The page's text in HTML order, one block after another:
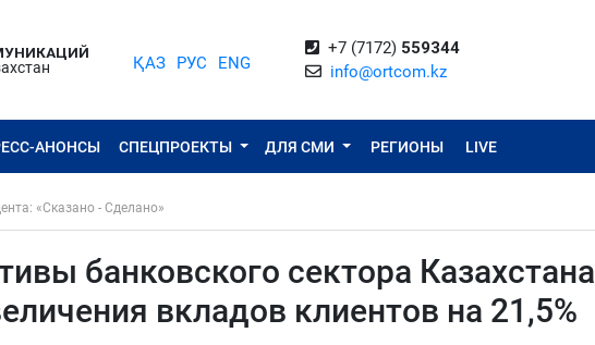
ҚАЗ РУС ENG
+7 (7172) 559344
info@ortcom.kz
АНОНСЫ СПЕЦПРОЕКТЫ ДЛЯ СМИ РЕГИОНЫ LIVE
«Сказано - Сделано»
банковского сектора Казахстана
вкладов клиентов на 21,5%